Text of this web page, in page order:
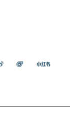
微博 飞猪 小红书